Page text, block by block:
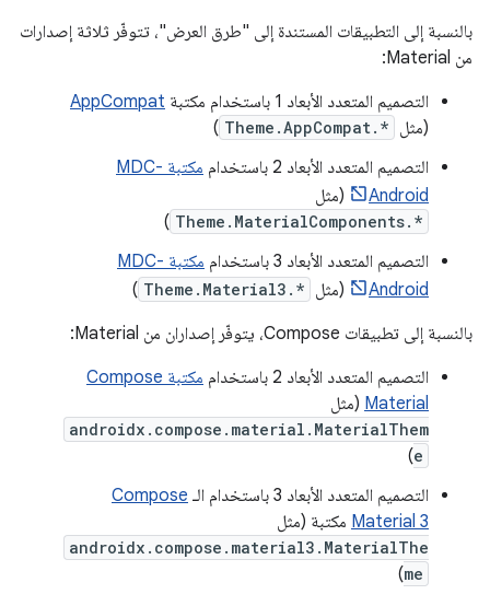
بالنسبة إلى التطبيقات المستندة إلى "طرق العرض"، تتوفّر ثلاثة إصدارات
من Material:
‫التصميم المتعدد الأبعاد 1 باستخدام مكتبة
AppCompat
(مثل Theme.AppCompat.*
)
‫التصميم المتعدد الأبعاد 2 باستخدام
مكتبة MDC-
Android
(مثل
Theme.MaterialComponents.*
)
‫التصميم المتعدد الأبعاد 3 باستخدام
مكتبة MDC-
Android
(مثل Theme.Material3.*
)
بالنسبة إلى تطبيقات Compose، يتوفّر إصداران من Material:
‫التصميم المتعدد الأبعاد 2 باستخدام
مكتبة Compose
Material (مثل
androidx.compose.material.MaterialThem
e
)
‫التصميم المتعدد الأبعاد 3 باستخدام الـ
Compose
Material 3 مكتبة (مثل
androidx.compose.material3.MaterialThe
me
)